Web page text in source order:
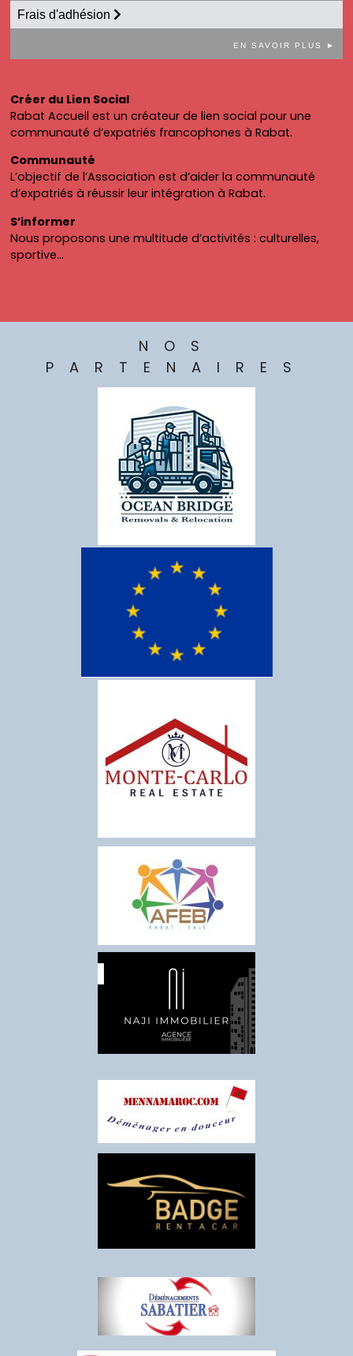
Frais d'adhésion
EN SAVOIR PLUS ►
Créer du Lien Social
Rabat Accueil est un créateur de lien social pour une
communauté d’expatriés francophones à Rabat.
Communauté
L’objectif de l’Association est d’aider la communauté
d’expatriés à réussir leur intégration à Rabat.
S’informer
Nous proposons une multitude d’activités : culturelles,
sportive…
NOS
PARTENAIRES